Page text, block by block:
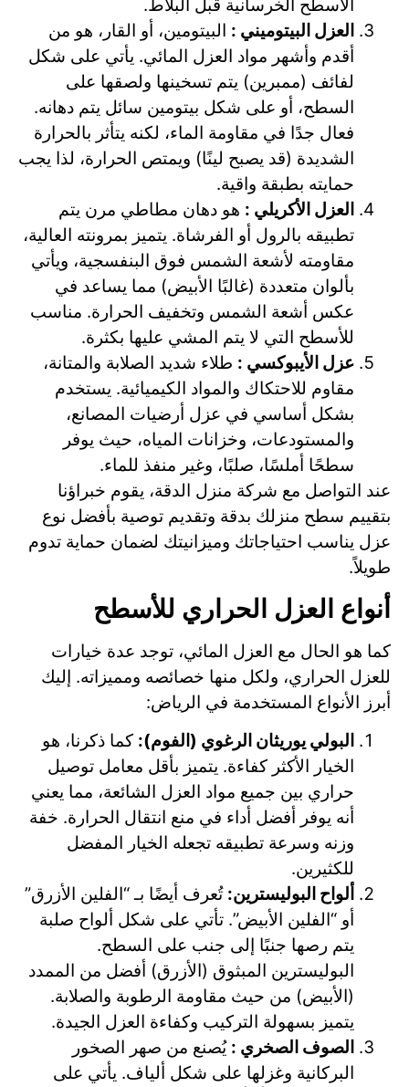
الأسطح الخرسانية قبل البلاط.
العزل البيتوميني : البيتومين، أو القار، هو من
أقدم وأشهر مواد العزل المائي. يأتي على شكل
لفائف (ممبرين) يتم تسخينها ولصقها على
السطح، أو على شكل بيتومين سائل يتم دهانه.
فعال جدًا في مقاومة الماء، لكنه يتأثر بالحرارة
الشديدة (قد يصبح لينًا) ويمتص الحرارة، لذا يجب
حمايته بطبقة واقية.
العزل الأكريلي : هو دهان مطاطي مرن يتم
تطبيقه بالرول أو الفرشاة. يتميز بمرونته العالية،
مقاومته لأشعة الشمس فوق البنفسجية، ويأتي
بألوان متعددة (غالبًا الأبيض) مما يساعد في
عكس أشعة الشمس وتخفيف الحرارة. مناسب
للأسطح التي لا يتم المشي عليها بكثرة.
عزل الأيبوكسي : طلاء شديد الصلابة والمتانة،
مقاوم للاحتكاك والمواد الكيميائية. يستخدم
بشكل أساسي في عزل أرضيات المصانع،
والمستودعات، وخزانات المياه، حيث يوفر
سطحًا أملسًا، صلبًا، وغير منفذ للماء.
عند التواصل مع شركة منزل الدقة، يقوم خبراؤنا
بتقييم سطح منزلك بدقة وتقديم توصية بأفضل نوع
عزل يناسب احتياجاتك وميزانيتك لضمان حماية تدوم
طويلاً.
أنواع العزل الحراري للأسطح
كما هو الحال مع العزل المائي، توجد عدة خيارات
للعزل الحراري، ولكل منها خصائصه ومميزاته. إليك
أبرز الأنواع المستخدمة في الرياض:
البولي يوريثان الرغوي (الفوم): كما ذكرنا، هو
الخيار الأكثر كفاءة. يتميز بأقل معامل توصيل
حراري بين جميع مواد العزل الشائعة، مما يعني
أنه يوفر أفضل أداء في منع انتقال الحرارة. خفة
وزنه وسرعة تطبيقه تجعله الخيار المفضل
للكثيرين.
ألواح البوليسترين: تُعرف أيضًا بـ “الفلين الأزرق”
أو “الفلين الأبيض”. تأتي على شكل ألواح صلبة
يتم رصها جنبًا إلى جنب على السطح.
البوليسترين المبثوق (الأزرق) أفضل من الممدد
(الأبيض) من حيث مقاومة الرطوبة والصلابة.
يتميز بسهولة التركيب وكفاءة العزل الجيدة.
الصوف الصخري : يُصنع من صهر الصخور
البركانية وغزلها على شكل ألياف. يأتي على